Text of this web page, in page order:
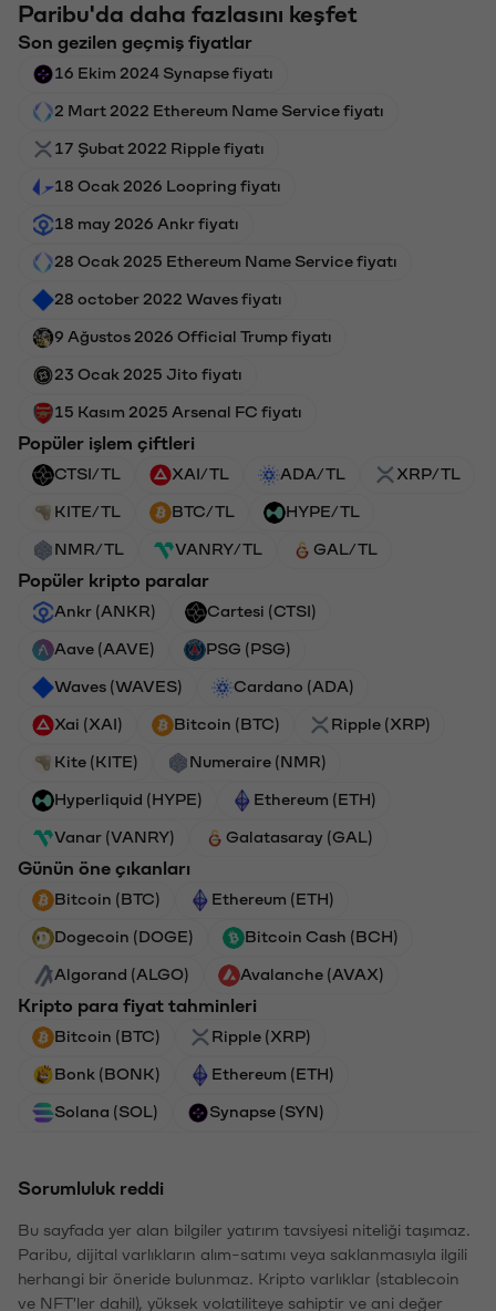
Paribu'da daha fazlasını keşfet
Son gezilen geçmiş fiyatlar
16 Ekim 2024 Synapse fiyatı
2 Mart 2022 Ethereum Name Service fiyatı
17 Şubat 2022 Ripple fiyatı
18 Ocak 2026 Loopring fiyatı
18 may 2026 Ankr fiyatı
28 Ocak 2025 Ethereum Name Service fiyatı
28 october 2022 Waves fiyatı
9 Ağustos 2026 Official Trump fiyatı
23 Ocak 2025 Jito fiyatı
15 Kasım 2025 Arsenal FC fiyatı
Popüler işlem çiftleri
CTSI/TL XAI/TL ADA/TL XRP/TL
KITE/TL BTC/TL HYPE/TL
NMR/TL VANRY/TL GAL/TL
Popüler kripto paralar
Ankr (ANKR) Cartesi (CTSI)
Aave (AAVE) PSG (PSG)
Waves (WAVES) Cardano (ADA)
Xai (XAI) Bitcoin (BTC) Ripple (XRP)
Kite (KITE) Numeraire (NMR)
Hyperliquid (HYPE) Ethereum (ETH)
Vanar (VANRY) Galatasaray (GAL)
Günün öne çıkanları
Bitcoin (BTC) Ethereum (ETH)
Dogecoin (DOGE) Bitcoin Cash (BCH)
Algorand (ALGO) Avalanche (AVAX)
Kripto para fiyat tahminleri
Bitcoin (BTC) Ripple (XRP)
Bonk (BONK) Ethereum (ETH)
Solana (SOL) Synapse (SYN)
Sorumluluk reddi
Bu sayfada yer alan bilgiler yatırım tavsiyesi niteliği taşımaz.
Paribu, dijital varlıkların alım-satımı veya saklanmasıyla ilgili
herhangi bir öneride bulunmaz. Kripto varlıklar (stablecoin
ve NFT'ler dahil), yüksek volatiliteye sahiptir ve ani değer